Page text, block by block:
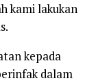
kami lakukan
kepada
dalam